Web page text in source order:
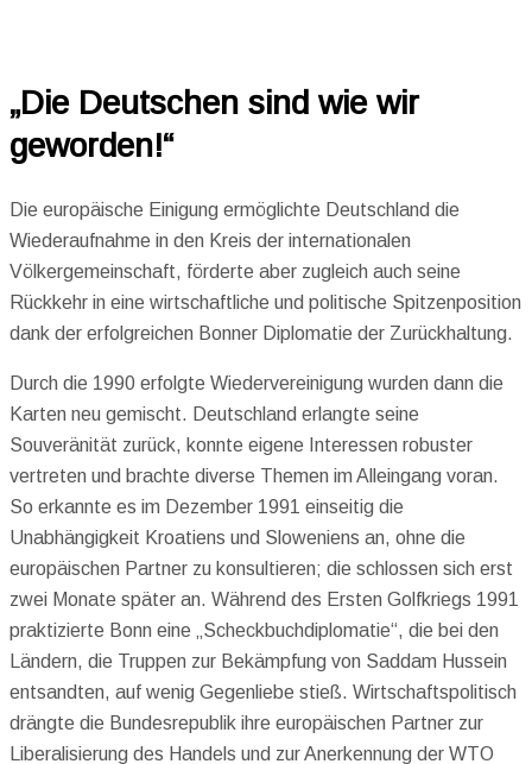
„Die Deutschen sind wie wir
geworden!“
Die europäische Einigung ermöglichte Deutschland die
Wiederaufnahme in den Kreis der internationalen
Völkergemeinschaft, förderte aber zugleich auch seine
Rückkehr in eine wirtschaftliche und politische Spitzenposition
dank der erfolgreichen Bonner Diplomatie der Zurückhaltung.
Durch die 1990 erfolgte Wiedervereinigung wurden dann die
Karten neu gemischt. Deutschland erlangte seine
Souveränität zurück, konnte eigene Interessen robuster
vertreten und brachte diverse Themen im Alleingang voran.
So erkannte es im Dezember 1991 einseitig die
Unabhängigkeit Kroatiens und Sloweniens an, ohne die
europäischen Partner zu konsultieren; die schlossen sich erst
zwei Monate später an. Während des Ersten Golfkriegs 1991
praktizierte Bonn eine „Scheckbuchdiplomatie“, die bei den
Ländern, die Truppen zur Bekämpfung von Saddam Hussein
entsandten, auf wenig Gegenliebe stieß. Wirtschaftspolitisch
drängte die Bundesrepublik ihre europäischen Partner zur
Liberalisierung des Handels und zur Anerkennung der WTO